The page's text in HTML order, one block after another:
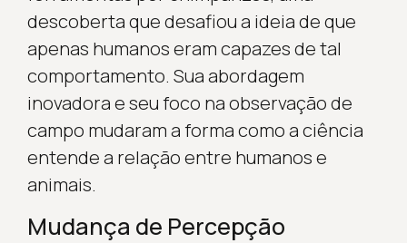
descoberta que desafiou a ideia de que
apenas humanos eram capazes de tal
comportamento. Sua abordagem
inovadora e seu foco na observação de
campo mudaram a forma como a ciência
entende a relação entre humanos e
animais.
Mudança de Percepção